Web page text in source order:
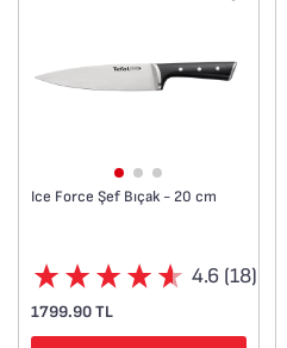
Ice Force Şef Bıçak - 20 cm
4.6 (18)
1799.90 TL